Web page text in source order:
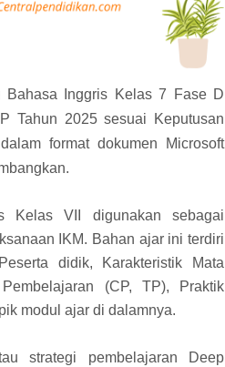
Bahasa Inggris Kelas 7 Fase D
Tahun 2025 sesuai Keputusan
format dokumen Microsoft
Kelas VII digunakan sebagai
IKM. Bahan ajar ini terdiri
didik, Karakteristik Mata
(CP, TP), Praktik
modul ajar di dalamnya.
strategi pembelajaran Deep